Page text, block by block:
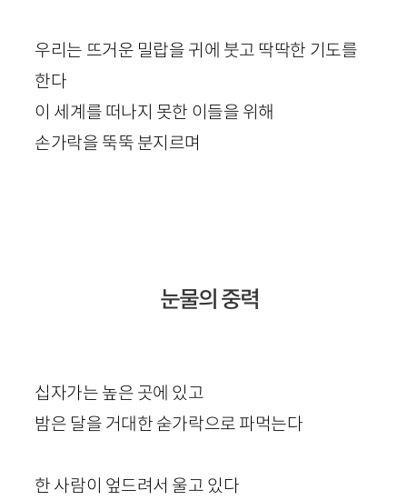
우리는 뜨거운 밀랍을 귀에 붓고 딱딱한 기도를
한다
이 세계를 떠나지 못한 이들을 위해
손가락을 뚝뚝 분지르며
눈물의 중력
십자가는 높은 곳에 있고
밤은 달을 거대한 숟가락으로 파먹는다
한 사람이 엎드려서 울고 있다